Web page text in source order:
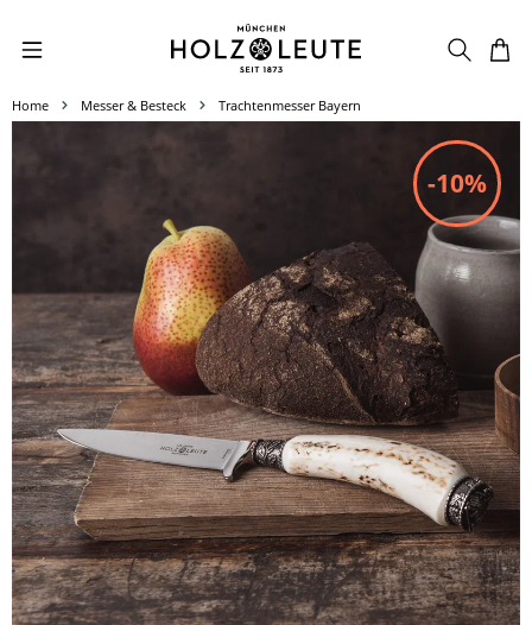
Zum Hauptinhalt springen
Home Messer & Besteck Trachtenmesser Bayern
Bildergalerie überspringen
-10%